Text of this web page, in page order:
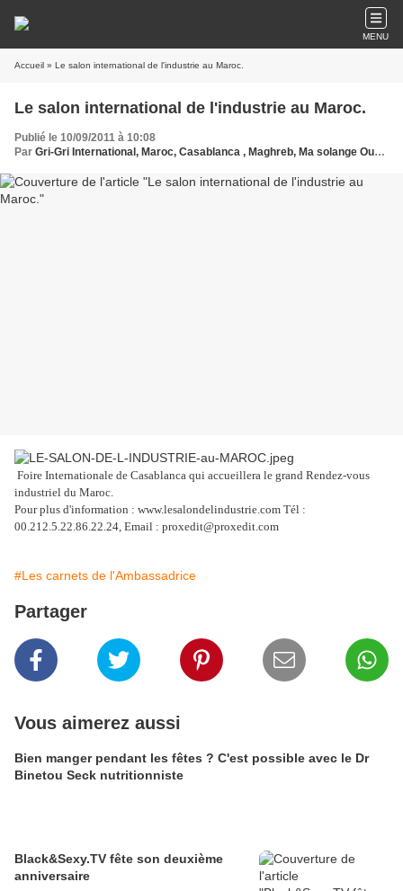
MENU
Accueil » Le salon international de l'industrie au Maroc.
Le salon international de l'industrie au Maroc.
Publié le 10/09/2011 à 10:08
Par Gri-Gri International, Maroc, Casablanca , Maghreb, Ma solange Oussou
Foire Internationale de Casablanca qui accueillera le grand Rendez-vous
industriel du Maroc.
Pour plus d'information : www.lesalondelindustrie.com Tél :
00.212.5.22.86.22.24, Email : proxedit@proxedit.com
#Les carnets de l'Ambassadrice
Partager
Vous aimerez aussi
Bien manger pendant les fêtes ? C'est possible avec le Dr
Binetou Seck nutritionniste
Black&Sexy.TV fête son deuxième
anniversaire